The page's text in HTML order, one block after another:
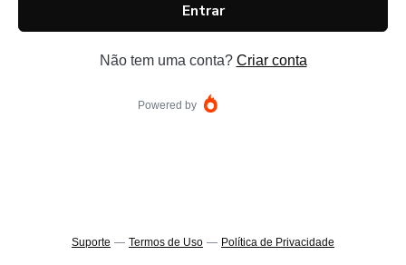
Entrar
Não tem uma conta? Criar conta
Powered by
Suporte — Termos de Uso — Política de Privacidade